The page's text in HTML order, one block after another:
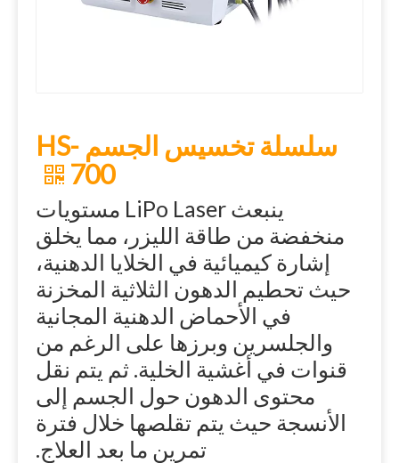
سلسلة تخسيس الجسم HS-
700
ينبعث LiPo Laser مستويات
منخفضة من طاقة الليزر، مما يخلق
إشارة كيميائية في الخلايا الدهنية،
حيث تحطيم الدهون الثلاثية المخزنة
في الأحماض الدهنية المجانية
والجلسرين وبرزها على الرغم من
قنوات في أغشية الخلية. ثم يتم نقل
محتوى الدهون حول الجسم إلى
الأنسجة حيث يتم تقلصها خلال فترة
تمرين ما بعد العلاج.